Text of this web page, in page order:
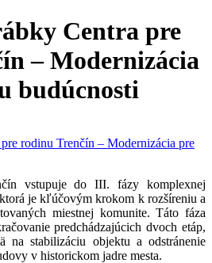
Centra pre
– Modernizácia
budúcnosti
vstupuje do III. fázy komplexnej
je kľúčovým krokom k rozšíreniu a
miestnej komunite. Táto fáza
predchádzajúcich dvoch etáp,
na stabilizáciu objektu a odstránenie
v historickom jadre mesta.